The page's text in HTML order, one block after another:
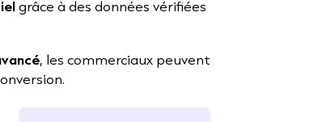
grâce à des données vérifiées
, les commerciaux peuvent